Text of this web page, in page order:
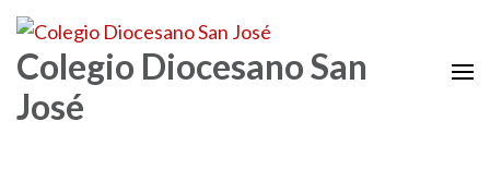
Colegio Diocesano San
José